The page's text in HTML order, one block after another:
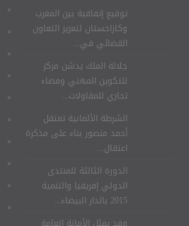
توقيع إتفاقية بين المغرب
وكازاخستان لتعزيز التعاون
القضائي في...
جلالة الملك يدشن مركز
للتكوين المهني وفضاء
تجاري للمقاولات...
الشرطة الألمانية تعتقل
أحمد منصور بناء على مذكرة
اعتقال...
الدورة الثالثة للمنتدى
الدولي إفريقيا والتنمية
2015 بالدار البيضاء...